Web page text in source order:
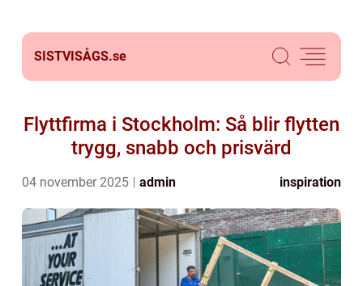
SISTVISÅGS.se
Flyttfirma i Stockholm: Så blir flytten
trygg, snabb och prisvärd
04 november 2025 admin inspiration